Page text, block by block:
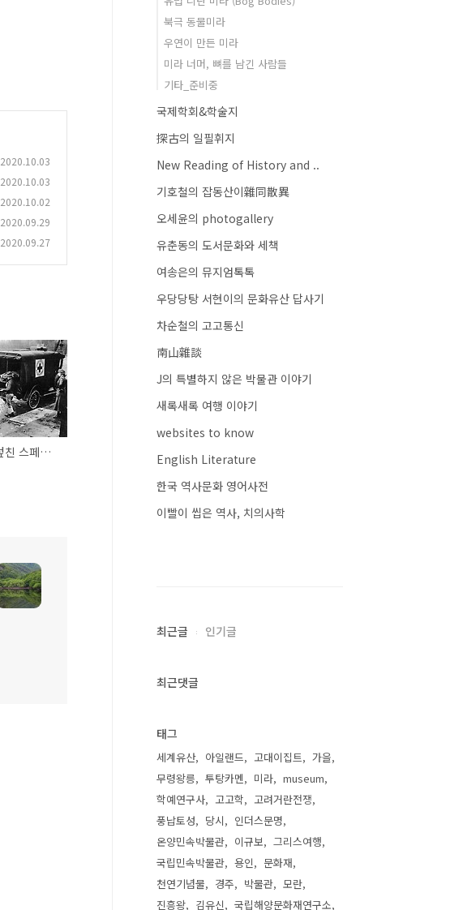
2020.10.03
2020.10.03
2020.10.02
2020.09.29
2020.09.27
식민지 조선을 덮친 스페인독감
북극 동물미라
우연이 만든 미라
미라 너머, 뼈를 남긴 사람들
기타_준비중
국제학회&학술지
探古의 일필휘지
New Reading of History and ..
기호철의 잡동산이雜同散異
오세윤의 photogallery
유춘동의 도서문화와 세책
여송은의 뮤지엄톡톡
우당당탕 서현이의 문화유산 답사기
차순철의 고고통신
南山雜談
J의 특별하지 않은 박물관 이야기
새록새록 여행 이야기
websites to know
English Literature
한국 역사문화 영어사전
이빨이 씹은 역사, 치의사학
최근글 인기글
최근댓글
태그
세계유산 아일랜드 고대이집트
가을
무령왕릉
투탕카멘 미라
museum
학예연구사
고고학
고려거란전쟁
풍납토성
당시
인더스문명
온양민속박물관
이규보
그리스여행
국립민속박물관
용인
문화재
천연기념물
경주 박물관
모란
진흥왕
김유신 국립해양문화재연구소